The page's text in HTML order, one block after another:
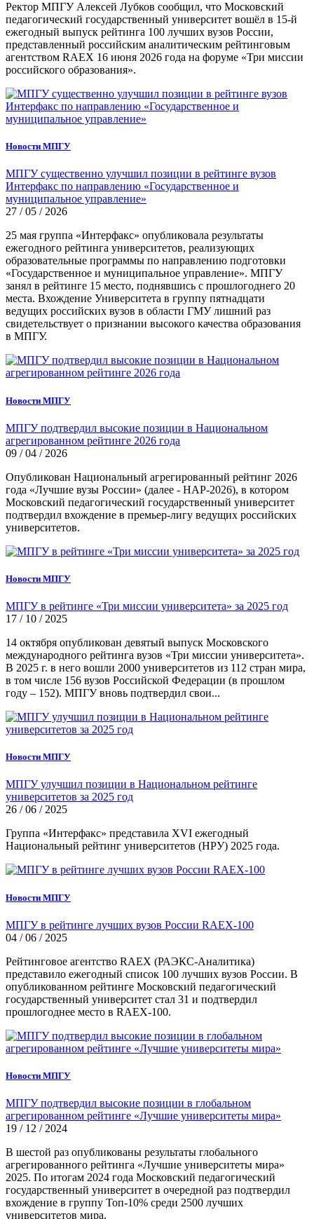
Ректор МПГУ Алексей Лубков сообщил, что Московский
педагогический государственный университет вошёл в 15-й
ежегодный выпуск рейтинга 100 лучших вузов России,
представленный российским аналитическим рейтинговым
агентством RAEX 16 июня 2026 года на форуме «Три миссии
российского образования».
Новости МПГУ
МПГУ существенно улучшил позиции в рейтинге вузов
Интерфакс по направлению «Государственное и
муниципальное управление»
27 / 05 / 2026
25 мая группа «Интерфакс» опубликовала результаты
ежегодного рейтинга университетов, реализующих
образовательные программы по направлению подготовки
«Государственное и муниципальное управление». МПГУ
занял в рейтинге 15 место, поднявшись с прошлогоднего 20
места. Вхождение Университета в группу пятнадцати
ведущих российских вузов в области ГМУ лишний раз
свидетельствует о признании высокого качества образования
в МПГУ.
Новости МПГУ
МПГУ подтвердил высокие позиции в Национальном
агрегированном рейтинге 2026 года
09 / 04 / 2026
Опубликован Национальный агрегированный рейтинг 2026
года «Лучшие вузы России» (далее - НАР-2026), в котором
Московский педагогический государственный университет
подтвердил вхождение в премьер-лигу ведущих российских
университетов.
Новости МПГУ
МПГУ в рейтинге «Три миссии университета» за 2025 год
17 / 10 / 2025
14 октября опубликован девятый выпуск Московского
международного рейтинга вузов «Три миссии университета».
В 2025 г. в него вошли 2000 университетов из 112 стран мира,
в том числе 156 вузов Российской Федерации (в прошлом
году – 152). МПГУ вновь подтвердил свои...
Новости МПГУ
МПГУ улучшил позиции в Национальном рейтинге
университетов за 2025 год
26 / 06 / 2025
Группа «Интерфакс» представила XVI ежегодный
Национальный рейтинг университетов (НРУ) 2025 года.
Новости МПГУ
МПГУ в рейтинге лучших вузов России RAEX-100
04 / 06 / 2025
Рейтинговое агентство RAEX (РАЭКС-Аналитика)
представило ежегодный список 100 лучших вузов России. В
опубликованном рейтинге Московский педагогический
государственный университет стал 31 и подтвердил
прошлогоднее место в RAEX-100.
Новости МПГУ
МПГУ подтвердил высокие позиции в глобальном
агрегированном рейтинге «Лучшие университеты мира»
19 / 12 / 2024
В шестой раз опубликованы результаты глобального
агрегированного рейтинга «Лучшие университеты мира»
2025. По итогам 2024 года Московский педагогический
государственный университет в очередной раз подтвердил
вхождение в группу Топ-10% среди 2500 лучших
университетов мира.